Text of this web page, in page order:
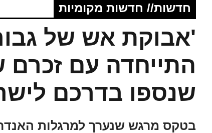
חדשות// חדשות מקומיות
'אבוקת אש של
התייחדה עם זכרם
שנספו בדרכם
בטקס מרגש שנערך למרגלות